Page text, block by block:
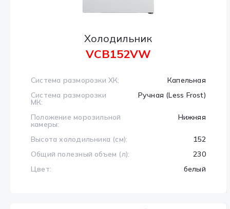
Холодильник
VCB152VW
Система разморозки ХК:
Капельная
Система разморозки
МК:
Ручная (Less Frost)
Положение морозильной
камеры:
Нижняя
Высота холодильника (см):
152
Общий полезный объем (л):
230
Цвет:
белый